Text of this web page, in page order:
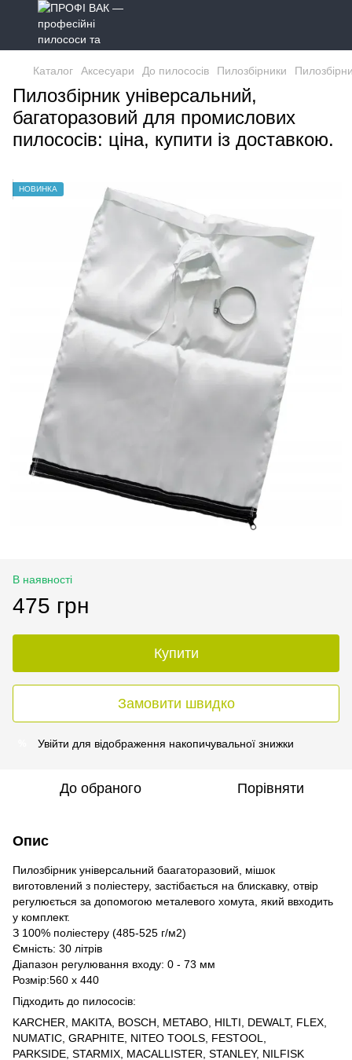
Каталог Аксесуари До пилососів Пилозбірники
Пилозбірник універсальний,
багаторазовий для промислових
пилососів: ціна, купити із доставкою.
НОВИНКА
В наявності
475 грн
Купити
Замовити швидко
Увійти для відображення накопичувальної знижки
До обраного Порівняти
Опис
Пилозбірник універсальний баагаторазовий, мішок
виготовлений з поліестеру, застібається на блискавку, отвір
регулюється за допомогою металевого хомута, який ввходить
у комплект.
З 100% поліестеру (485-525 г/м2)
Ємність: 30 літрів
Діапазон регулювання входу: 0 - 73 мм
Розмір:560 x 440
Підходить до пилососів:
KARCHER, MAKITA, BOSCH, METABO, HILTI, DEWALT, FLEX,
NUMATIC, GRAPHITE, NITEO TOOLS, FESTOOL,
PARKSIDE, STARMIX, MACALLISTER, STANLEY, NILFISK